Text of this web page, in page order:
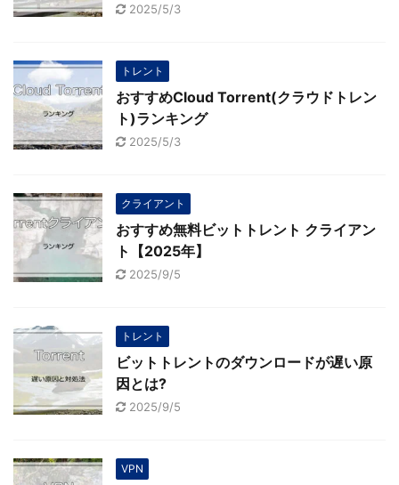
2025/5/3
トレント
おすすめCloud Torrent(クラウドトレン
ト)ランキング
2025/5/3
クライアント
おすすめ無料ビットトレント クライアン
ト【2025年】
2025/9/5
トレント
ビットトレントのダウンロードが遅い原
因とは?
2025/9/5
VPN